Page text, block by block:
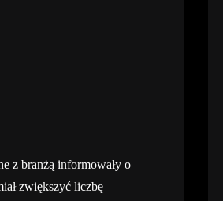
z branżą informowały o
zwiększyć liczbę